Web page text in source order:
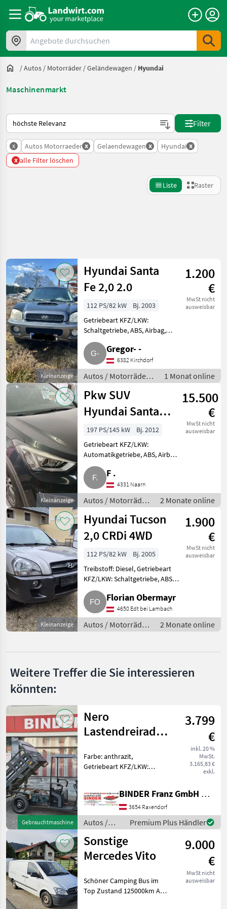
Angebote durchsuchen
/Autos / Motorräder /Geländewagen / Hyundai
Maschinenmarkt
So wird auf Landwirt.com sortiert
Filter
x Autos Motorraeder x Gelaendewagen x Hyundai x
x alle Filter löschen
Liste Raster
Kategorie 4 Land Filter
AKTUELLER
PFAD
PKW /
LKW /
Moped
Autos
Motorraeder
Gelaendewagen
Hyundai
KATEGORIE
WÄHLEN
Hyundai
Ford
Nissan
Audi
Mercedes
SsangYong
Alle 10
anzeigen
MARKTPLATZ
Marktplatz Händlerangebote Kleinanzeigen
Zurücksetzen
Ergebnisse
anzeigen
Kleinanzeige
Hyundai Santa
Fe 2,0 2.0
1.200
€
MwSt nicht
ausweisbar
112 PS/82 kW
Bj. 2003
Getriebeart KFZ/LKW:
Schaltgetriebe, ABS, Airbag,
Allrad, Alarmanlage, Alufelgen,
Farbe: sonstige, Treibstoff:
Diesel Verkaufe hier meinen
Hyundai Santa Fe 2.0. Dient als
S
Gregor- -
6382 Kirchdorf
Autos / Motorräder /
Geländewagen
1 Monat online
Kleinanzeige
Pkw SUV
Hyundai Santa
Fe
15.500
€
MwSt nicht
ausweisbar
197 PS/145 kW
Bj. 2012
Getriebeart KFZ/LKW:
Automatikgetriebe, ABS, Airbag,
Allrad, Alarmanlage, Alufelgen,
Treibstoff: Diesel Sehr
gepflegter Hyundai Santa Fe
Pkw, Garagenauto, km 230.500,
AHK
F .
4331 Naarn
Autos / Motorräder
/ Geländewagen
2 Monate online
Kleinanzeige
Hyundai Tucson
2,0 CRDi 4WD
1.900
€
MwSt nicht
ausweisbar
112 PS/82 kW
Bj. 2005
Treibstoff: Diesel, Getriebeart
KFZ/LKW: Schaltgetriebe, ABS,
Airbag, Allrad, Alufelgen,
Treibstoff: Diesel Sitzheizung,
Allrad, Freisprecheinrichtung,
Anhängerkupplung, 2
Florian Obermayr
4650 Edt bei Lambach
Autos / Motorräder
/ Geländewagen
2 Monate online
Weitere Treffer die Sie interessieren
könnten:
Gebrauchtmaschine
Nero
Lastendreirad
45km/h TukTuk
3.799
€
inkl. 20 %
MwSt.
3.165,83 €
exkl.
Farbe: anthrazit,
Getriebeart KFZ/LKW:
Elektro-Lastendreirad
AKTION ✔️ Modell : NERO
Thunder PRO ✔️ in
serienmäßiger Ausfüh
BINDER Franz GmbH & CoKG
3654 Raxendorf
Autos /
Motorräder
/ Nero
Premium Plus Händler
Sonstige
Mercedes Vito
9.000
€
MwSt nicht
ausweisbar
Schöner Camping Bus im
Top Zustand 125000km Als